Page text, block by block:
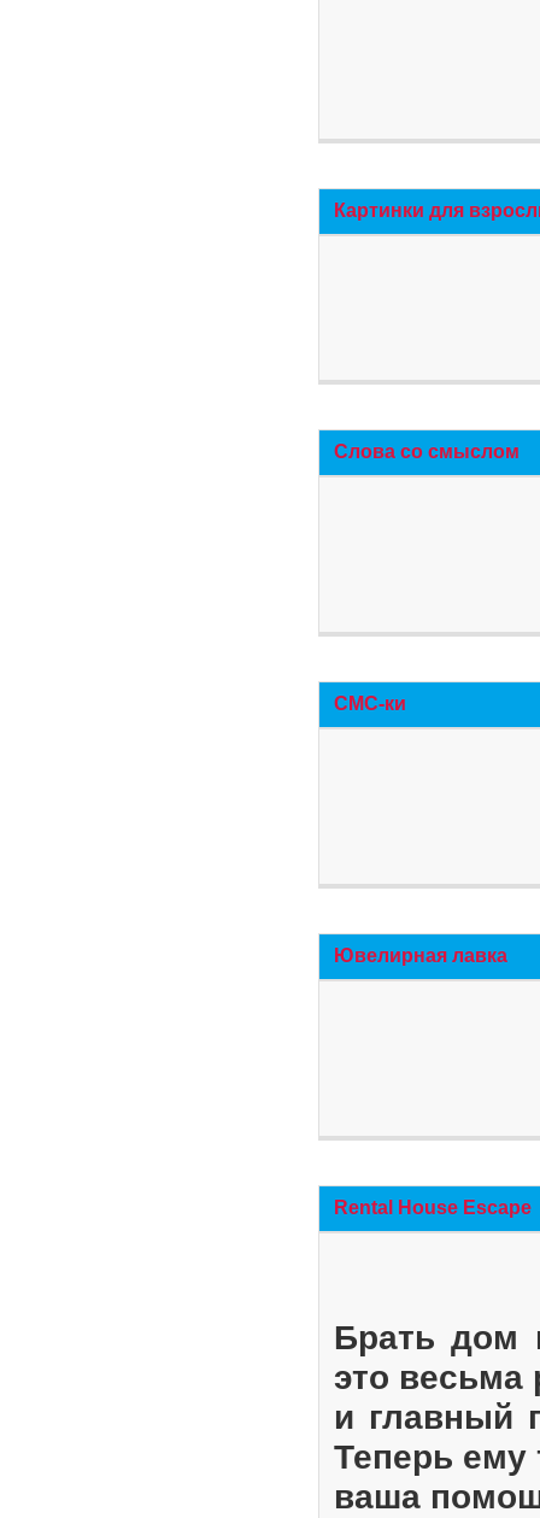
Картинки для
Слова со смыслом
СМС-ки
Ювелирная лавка
Rental House Escape
Брать дом
это весьма
и главный
Теперь ему
ваша